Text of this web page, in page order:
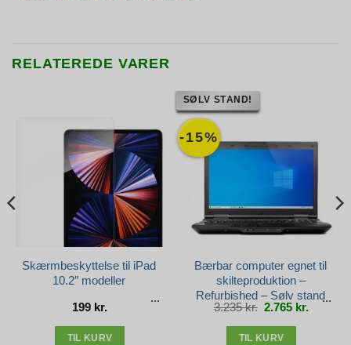
RELATEREDE VARER
Skærmbeskyttelse til iPad
10.2″ modeller
199 kr.
TIL KURV
-15%
SØLV STAND!
Bærbar computer egnet til
skilteproduktion –
Refurbished – Sølv stand
3.235kr. Den
oprindelige
pris
2.765 kr. Den
aktuelle
pris
TIL KURV